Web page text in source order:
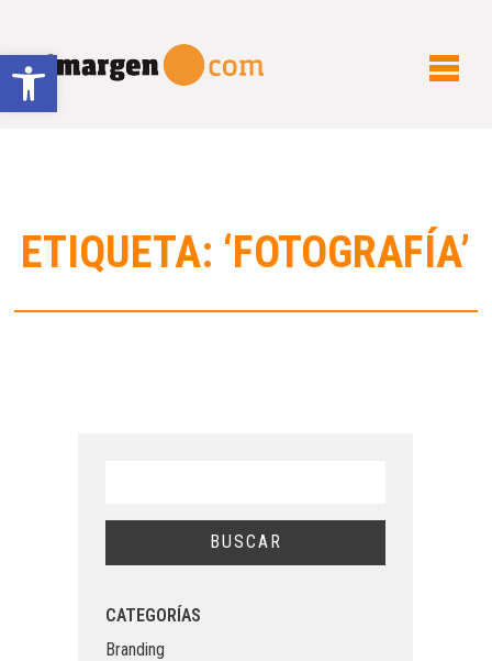
Abrir barra de herramientas
ETIQUETA: ‘FOTOGRAFÍA’
CATEGORÍAS
Branding